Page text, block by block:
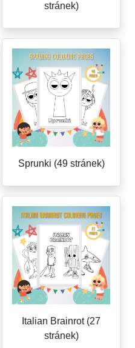
stránek)
Sprunki (49 stránek)
Italian Brainrot (27
stránek)